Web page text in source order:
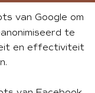
van Google om
te
en effectiviteit